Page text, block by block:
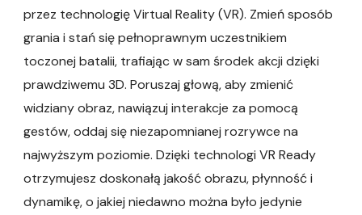
przez technologię Virtual Reality (VR). Zmień sposób
grania i stań się pełnoprawnym uczestnikiem
toczonej batalii, trafiając w sam środek akcji dzięki
prawdziwemu 3D. Poruszaj głową, aby zmienić
widziany obraz, nawiązuj interakcje za pomocą
gestów, oddaj się niezapomnianej rozrywce na
najwyższym poziomie. Dzięki technologi VR Ready
otrzymujesz doskonałą jakość obrazu, płynność i
dynamikę, o jakiej niedawno można było jedynie